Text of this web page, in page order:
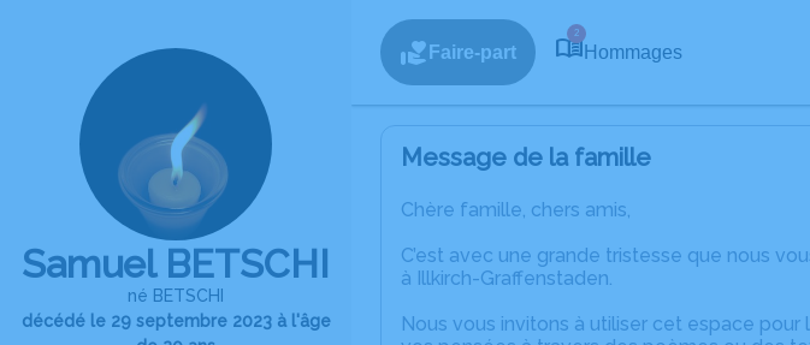
Samuel BETSCHI
né BETSCHI
décédé le 29 septembre 2023 à l'âge
Faire-part
2
Hommages
Message de la famille
Chère famille, chers amis,
C’est avec une grande tristesse que nous
à Illkirch-Graffenstaden.
Nous vous invitons à utiliser cet espace